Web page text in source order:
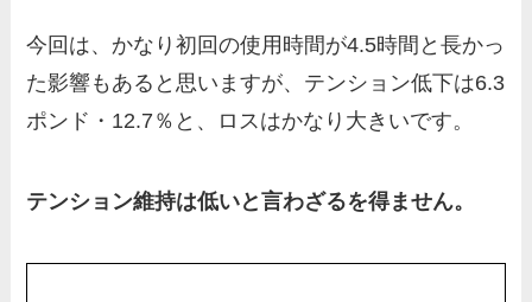
今回は、かなり初回の使用時間が4.5時間と長かっ
た影響もあると思いますが、テンション低下は6.3
ポンド・12.7％と、ロスはかなり大きいです。
テンション維持は低いと言わざるを得ません。